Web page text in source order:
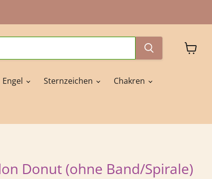
Engel Sternzeichen Chakren
Donut (ohne Band/Spirale)